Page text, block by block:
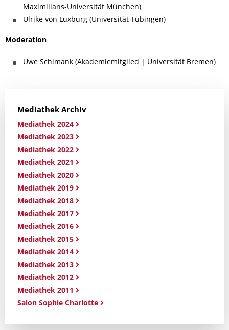
Maximilians-Universität München)
Ulrike von Luxburg (Universität Tübingen)
Moderation
Uwe Schimank (Akademiemitglied | Universität Bremen)
Mediathek Archiv
Mediathek 2024
Mediathek 2023
Mediathek 2022
Mediathek 2021
Mediathek 2020
Mediathek 2019
Mediathek 2018
Mediathek 2017
Mediathek 2016
Mediathek 2015
Mediathek 2014
Mediathek 2013
Mediathek 2012
Mediathek 2011
Salon Sophie Charlotte